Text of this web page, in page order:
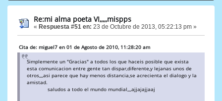
Re:mi alma poeta VI,,,,,mispps
« Respuesta #51 en: 23 de Octubre de 2013, 05:22:13 pm »
Cita de: miguel7 en 01 de Agosto de 2010, 11:28:20 am
Simplemente un "Gracias" a todos los que haceis posible que exista
esta comunicacion entre gente tan dispar,diferente,y lejanas unos de
otros,,,,asi parece que hay menos distancia,se acrecienta el dialogo y la
amistad.
saludos a todo el mundo mundial,,,,ajjajajjaaj